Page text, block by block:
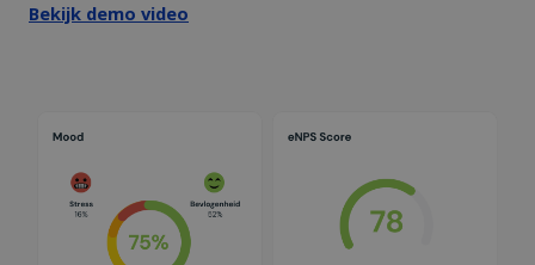
Bekijk demo video